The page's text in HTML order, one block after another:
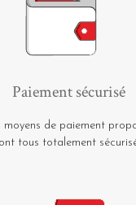
Paiement sécurisé
moyens de paiement
tous totalement